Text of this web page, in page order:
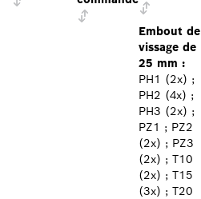
Embout de
vissage de
25 mm :
PH1 (2x) ;
PH2 (4x) ;
PH3 (2x) ;
PZ1 ; PZ2
(2x) ; PZ3
(2x) ; T10
(2x) ; T15
(3x) ; T20